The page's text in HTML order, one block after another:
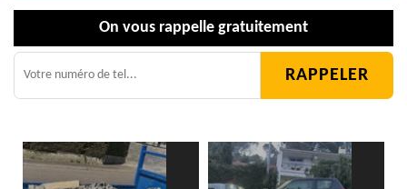
On vous rappelle gratuitement